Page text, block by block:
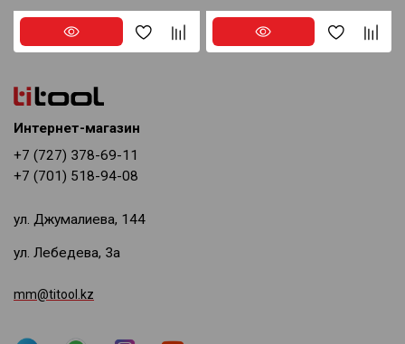
Интернет-магазин
+7 (727) 378-69-11
+7 (701) 518-94-08
ул. Джумалиева, 144
ул. Лебедева, 3а
mm@titool.kz